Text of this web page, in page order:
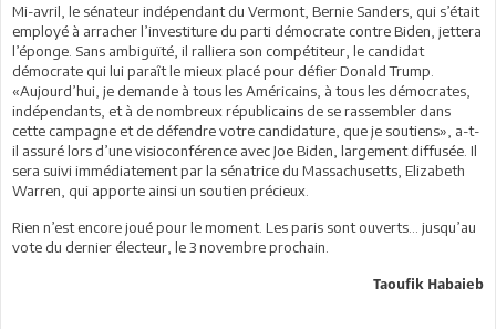
Mi-avril, le sénateur indépendant du Vermont, Bernie Sanders, qui s’était
employé à arracher l’investiture du parti démocrate contre Biden, jettera
l’éponge. Sans ambiguïté, il ralliera son compétiteur, le candidat
démocrate qui lui paraît le mieux placé pour défier Donald Trump.
«Aujourd’hui, je demande à tous les Américains, à tous les démocrates,
indépendants, et à de nombreux républicains de se rassembler dans
cette campagne et de défendre votre candidature, que je soutiens», a-t-
il assuré lors d’une visioconférence avec Joe Biden, largement diffusée. Il
sera suivi immédiatement par la sénatrice du Massachusetts, Elizabeth
Warren, qui apporte ainsi un soutien précieux.
Rien n’est encore joué pour le moment. Les paris sont ouverts… jusqu’au
vote du dernier électeur, le 3 novembre prochain.
Taoufik Habaieb